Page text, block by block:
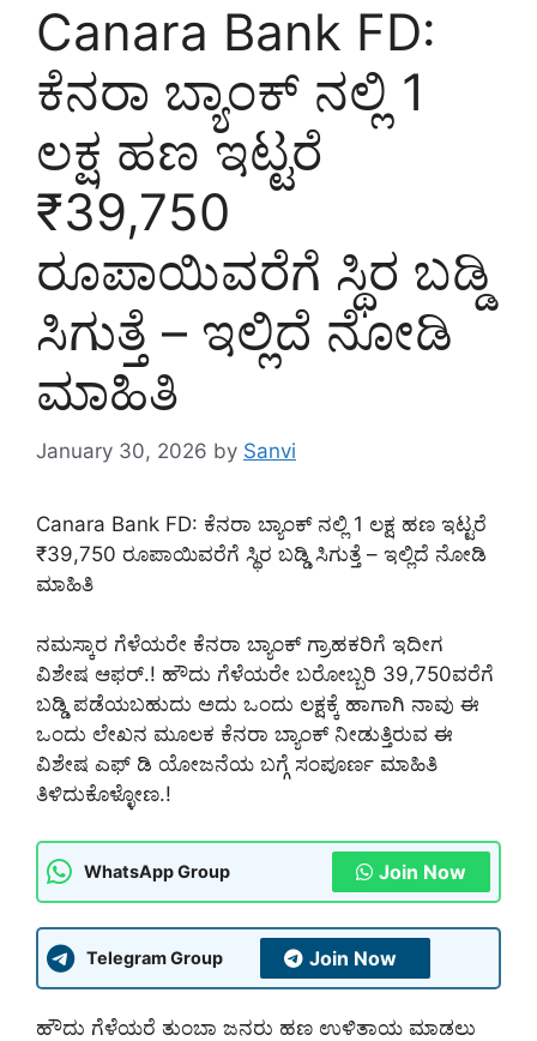
Canara Bank FD:
ಕೆನರಾ ಬ್ಯಾಂಕ್ ನಲ್ಲಿ 1
ಲಕ್ಷ ಹಣ ಇಟ್ಟರೆ
₹39,750
ರೂಪಾಯಿವರೆಗೆ ಸ್ಥಿರ ಬಡ್ಡಿ
ಸಿಗುತ್ತೆ – ಇಲ್ಲಿದೆ ನೋಡಿ
ಮಾಹಿತಿ
January 30, 2026 by Sanvi
Canara Bank FD: ಕೆನರಾ ಬ್ಯಾಂಕ್ ನಲ್ಲಿ 1 ಲಕ್ಷ ಹಣ ಇಟ್ಟರೆ
₹39,750 ರೂಪಾಯಿವರೆಗೆ ಸ್ಥಿರ ಬಡ್ಡಿ ಸಿಗುತ್ತೆ – ಇಲ್ಲಿದೆ ನೋಡಿ
ಮಾಹಿತಿ
ನಮಸ್ಕಾರ ಗೆಳೆಯರೇ ಕೆನರಾ ಬ್ಯಾಂಕ್ ಗ್ರಾಹಕರಿಗೆ ಇದೀಗ
ವಿಶೇಷ ಆಫರ್.! ಹೌದು ಗೆಳೆಯರೇ ಬರೋಬ್ಬರಿ 39,750ವರೆಗೆ
ಬಡ್ಡಿ ಪಡೆಯಬಹುದು ಅದು ಒಂದು ಲಕ್ಷಕ್ಕೆ ಹಾಗಾಗಿ ನಾವು ಈ
ಒಂದು ಲೇಖನ ಮೂಲಕ ಕೆನರಾ ಬ್ಯಾಂಕ್ ನೀಡುತ್ತಿರುವ ಈ
ವಿಶೇಷ ಎಫ್ ಡಿ ಯೋಜನೆಯ ಬಗ್ಗೆ ಸಂಪೂರ್ಣ ಮಾಹಿತಿ
ತಿಳಿದುಕೊಳ್ಳೋಣ.!
WhatsApp Group Join Now
Telegram Group Join Now
ಹೌದು ಗೆಳೆಯರೆ ತುಂಬಾ ಜನರು ಹಣ ಉಳಿತಾಯ ಮಾಡಲು